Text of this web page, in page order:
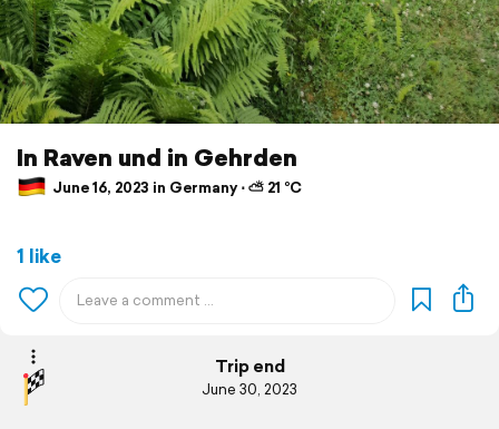
In Raven und in Gehrden
June 16, 2023 in Germany ⋅ ⛅ 21 °C
1 like
Trip end
June 30, 2023